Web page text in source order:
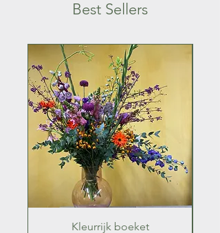
Best Sellers
Kleurrijk boeket